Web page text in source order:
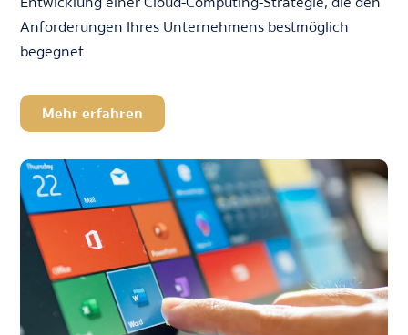
Anforderungen Ihres Unternehmens bestmöglich
begegnet.
Mehr erfahren